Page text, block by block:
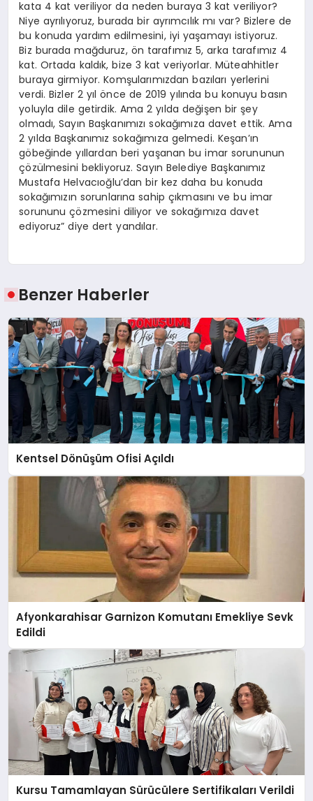
kata 4 kat veriliyor da neden buraya 3 kat veriliyor?
Niye ayrılıyoruz, burada bir ayrımcılık mı var? Bizlere de
bu konuda yardım edilmesini, iyi yaşamayı istiyoruz.
Biz burada mağduruz, ön tarafımız 5, arka tarafımız 4
kat. Ortada kaldık, bize 3 kat veriyorlar. Müteahhitler
buraya girmiyor. Komşularımızdan bazıları yerlerini
verdi. Bizler 2 yıl önce de 2019 yılında bu konuyu basın
yoluyla dile getirdik. Ama 2 yılda değişen bir şey
olmadı, Sayın Başkanımızı sokağımıza davet ettik. Ama
2 yılda Başkanımız sokağımıza gelmedi. Keşan’ın
göbeğinde yıllardan beri yaşanan bu imar sorununun
çözülmesini bekliyoruz. Sayın Belediye Başkanımız
Mustafa Helvacıoğlu’dan bir kez daha bu konuda
sokağımızın sorunlarına sahip çıkmasını ve bu imar
sorununu çözmesini diliyor ve sokağımıza davet
ediyoruz” diye dert yandılar.
Benzer Haberler
Kentsel Dönüşüm Ofisi Açıldı
Afyonkarahisar Garnizon Komutanı Emekliye Sevk
Edildi
Kursu Tamamlayan Sürücülere Sertifikaları Verildi